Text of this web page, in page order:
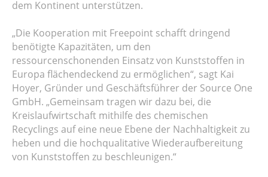
dem Kontinent unterstützen.
„Die Kooperation mit Freepoint schafft dringend
benötigte Kapazitäten, um den
ressourcenschonenden Einsatz von Kunststoffen in
Europa flächendeckend zu ermöglichen“, sagt Kai
Hoyer, Gründer und Geschäftsführer der Source One
GmbH. „Gemeinsam tragen wir dazu bei, die
Kreislaufwirtschaft mithilfe des chemischen
Recyclings auf eine neue Ebene der Nachhaltigkeit zu
heben und die hochqualitative Wiederaufbereitung
von Kunststoffen zu beschleunigen.“